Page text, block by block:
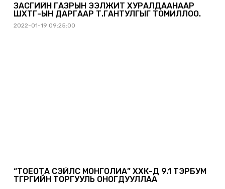
ЗАСГИЙН ГАЗРЫН ЭЭЛЖИТ ХУРАЛДААНААР
ШӨХТГ-ЫН ДАРГААР Т.ГАНТУЛГЫГ ТОМИЛЛОО.
2022-01-19 09:25:00
“ТОЁОТА СЭЙЛС МОНГОЛИА” ХХК-Д 9.1 ТЭРБУМ
ТӨГРӨГИЙН ТОРГУУЛЬ ОНОГДУУЛЛАА